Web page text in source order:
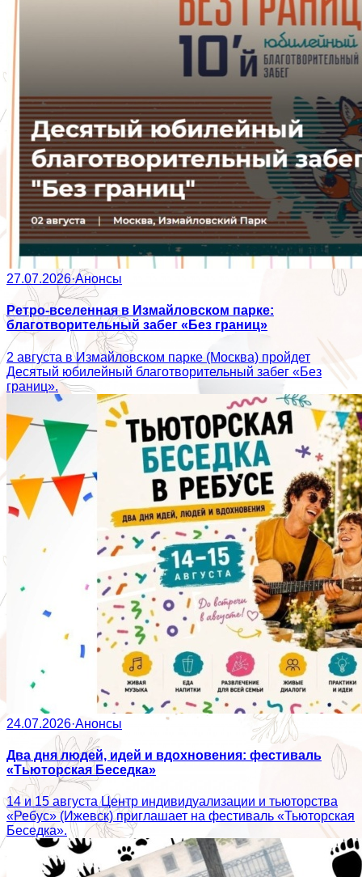
27.07.2026·Анонсы
Ретро-вселенная в Измайловском парке:
благотворительный забег «Без границ»
2 августа в Измайловском парке (Москва) пройдет
Десятый юбилейный благотворительный забег «Без
границ».
24.07.2026·Анонсы
Два дня людей, идей и вдохновения: фестиваль
«Тьюторская Беседка»
14 и 15 августа Центр индивидуализации и тьюторства
«Ребус» (Ижевск) приглашает на фестиваль «Тьюторская
Беседка».